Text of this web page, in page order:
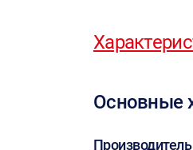
Основные
Производитель